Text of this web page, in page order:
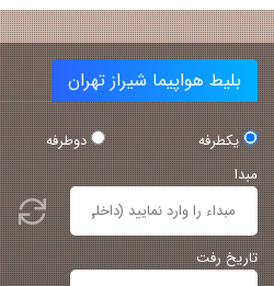
بلیط هواپیما شیراز تهران
یکطرفه دوطرفه
مبدا
تاریخ رفت